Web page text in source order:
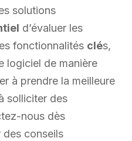
solutions
d’évaluer les
fonctionnalités clés,
logiciel de manière
à prendre la meilleure
solliciter des
nous dès
des conseils